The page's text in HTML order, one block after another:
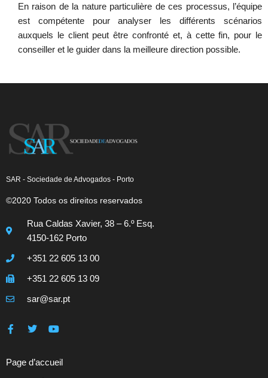
En raison de la nature particulière de ces processus, l’équipe
est compétente pour analyser les différents scénarios
auxquels le client peut être confronté et, à cette fin, pour le
conseiller et le guider dans la meilleure direction possible.
SAR - Sociedade de Advogados - Porto
©2020 Todos os direitos reservados
Rua Caldas Xavier, 38 – 6.º Esq.
4150-162 Porto
+351 22 605 13 00
+351 22 605 13 09
sar@sar.pt
Page d’accueil